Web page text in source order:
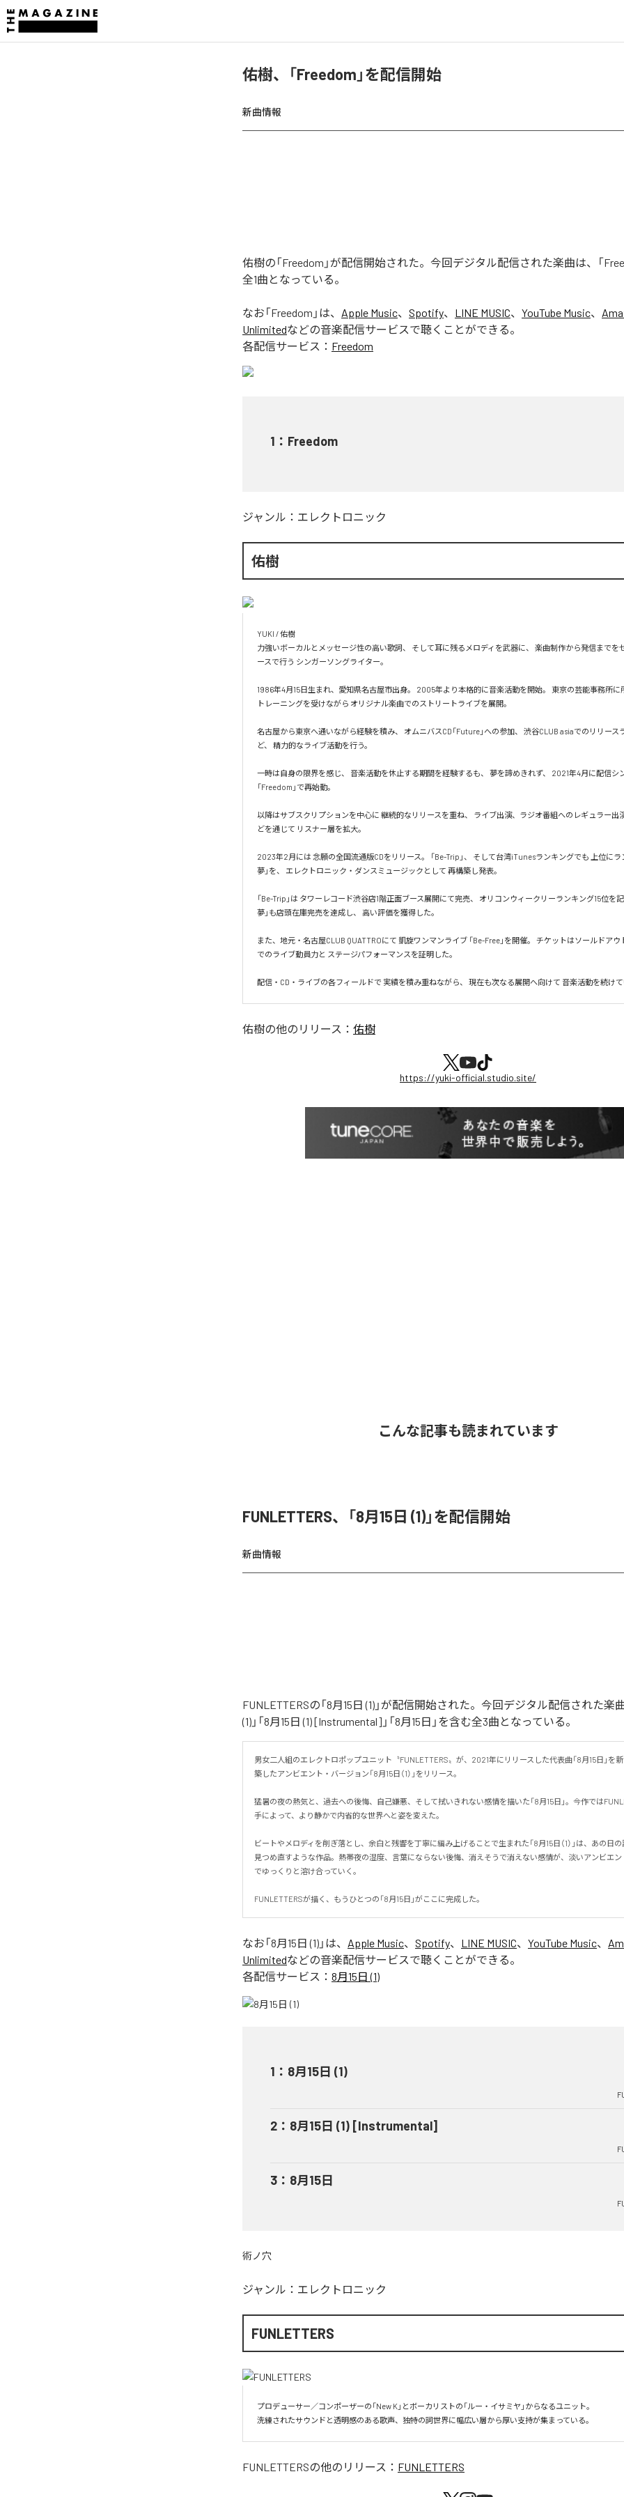
佑樹、「Freedom」を配信開始
新曲情報
佑樹の「Freedom」が配信開始された。今回デジタル配信された楽曲は、「
全1曲となっている。
なお「Freedom 」は、 Apple Music、 Spotify、 LINE MUSIC、 YouTube Music、
Unlimitedなどの音楽配信サービスで聴くことができる。
各配信サービス： Freedom
1 ： Freedom
ジャンル： エレクトロニック
佑樹
YUKI / 佑樹
力強いボーカルとメッセージ性の高い歌詞、 そして耳に残るメロディを武器に、 楽曲制作から発信までを
ースで行う シンガーソングライター。
1986年4月15日生まれ、愛知県名古屋市出身。 2005年より本格的に音楽活動を開始。 東京の芸能事務所に
トレーニングを受けながら オリジナル楽曲でのストリートライブを展開。
名古屋から東京へ通いながら経験を積み、 オムニバスCD「Future」への参加、 渋谷CLUB asiaでのリリース
ど、 精力的なライブ活動を行う。
一時は自身の限界を感じ、 音楽活動を休止する期間を経験するも、 夢を諦めきれず、 2021年4月に配信シ
「Freedom」で再始動。
以降はサブスクリプションを中心に 継続的なリリースを重ね、 ライブ出演、ラジオ番組へのレギュラー出
どを通じて リスナー層を拡大。
2023年2月には 念願の全国流通版CDをリリース。 「Be-Trip」、 そして台湾iTunesランキングでも 上位にラ
夢」を、 エレクトロニック・ダンスミュージックとして 再構築し発表。
「Be-Trip」は タワーレコード渋谷店1階正面ブース展開にて完売、 オリコンウィークリーランキング15位を
夢」も店頭在庫完売を達成し、 高い評価を獲得した。
また、地元・名古屋CLUB QUATTROにて 凱旋ワンマンライブ 「Be-Free」を開催。 チケットはソールドア
でのライブ動員力と ステージパフォーマンスを証明した。
配信・CD・ライブの各フィールドで 実績を積み重ねながら、 現在も次なる展開へ向けて 音楽活動を続けて
佑樹の他のリリース： 佑樹
https://yuki-official.studio.site/
こんな記事も読まれています
FUNLETTERS、「8月15日 (1)」を配信開始
新曲情報
FUNLETTERSの「8月15日 (1)」が配信開始された。今回デジタル配信された楽
(1)」「8月15日 (1) [Instrumental]」「8月15日」を含む全3曲となっている。
男女二人組のエレクトロポップユニット〝FUNLETTERS〟が、2021年にリリースした代表曲「8月15日」を
築したアンビエント・バージョン「8月15日（1）」をリリース。
猛暑の夜の熱気と、過去への後悔、自己嫌悪、そして拭いきれない感情を描いた「8月15日」。今作では
手によって、より静かで内省的な世界へと姿を変えた。
ビートやメロディを削ぎ落とし、余白と残響を丁寧に編み上げることで生まれた「8月15日（1）」は、あの日
見つめ直すような作品。熱帯夜の湿度、言葉にならない後悔、消えそうで消えない感情が、淡いアンビエ
でゆっくりと溶け合っていく。
FUNLETTERSが描く、もうひとつの「8月15日」がここに完成した。
なお「8月15日 (1) 」は、 Apple Music、 Spotify、 LINE MUSIC、 YouTube Music、
Unlimitedなどの音楽配信サービスで聴くことができる。
各配信サービス： 8月15日 (1)
1 ： 8月15日 (1)
2 ： 8月15日 (1) [Instrumental]
3 ： 8月15日
術ノ穴
ジャンル： エレクトロニック
FUNLETTERS
プロデューサー／コンポーザーの「New K」とボーカリストの「ルー・イサミヤ」からなるユニット。
洗練されたサウンドと透明感のある歌声、独特の詞世界に幅広い層から厚い支持が集まっている。
FUNLETTERSの他のリリース： FUNLETTERS